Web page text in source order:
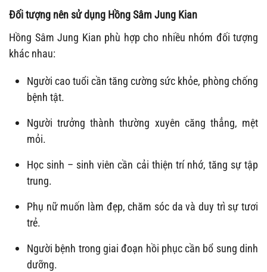
Đối tượng nên sử dụng Hồng Sâm Jung Kian
Hồng Sâm Jung Kian phù hợp cho nhiều nhóm đối tượng
khác nhau:
Người cao tuổi cần tăng cường sức khỏe, phòng chống
bệnh tật.
Người trưởng thành thường xuyên căng thẳng, mệt
mỏi.
Học sinh – sinh viên cần cải thiện trí nhớ, tăng sự tập
trung.
Phụ nữ muốn làm đẹp, chăm sóc da và duy trì sự tươi
trẻ.
Người bệnh trong giai đoạn hồi phục cần bổ sung dinh
dưỡng.